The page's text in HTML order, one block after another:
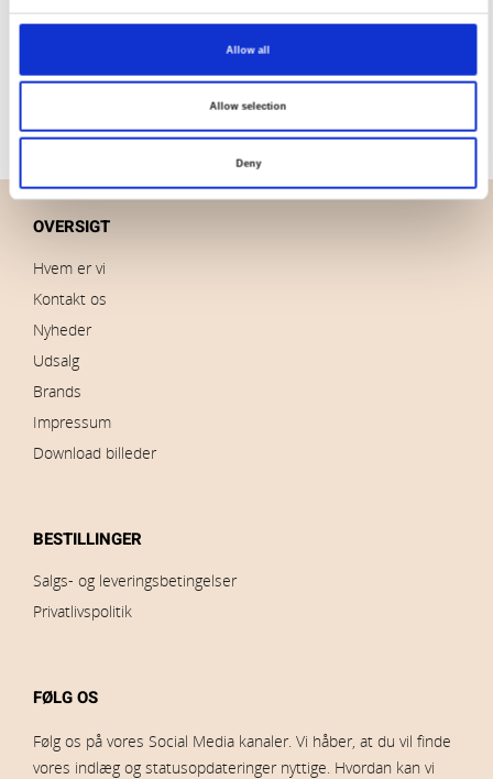
Allow all
Allow selection
Deny
Varenr.: 8200-937 Varenr.: 8200-938
OVERSIGT
Hvem er vi
Kontakt os
Nyheder
Udsalg
Brands
Impressum
Download billeder
BESTILLINGER
Salgs- og leveringsbetingelser
Privatlivspolitik
FØLG OS
Følg os på vores Social Media kanaler. Vi håber, at du vil finde
vores indlæg og statusopdateringer nyttige. Hvordan kan vi